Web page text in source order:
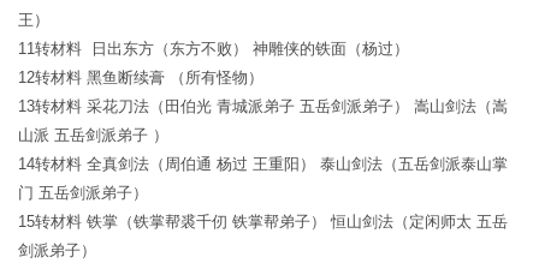
王）
11转材料 日出东方（东方不败） 神雕侠的铁面（杨过）
12转材料 黑鱼断续膏 （所有怪物）
13转材料 采花刀法（田伯光 青城派弟子 五岳剑派弟子） 嵩山剑法（嵩
山派 五岳剑派弟子 ）
14转材料 全真剑法（周伯通 杨过 王重阳） 泰山剑法（五岳剑派泰山掌
门 五岳剑派弟子）
15转材料 铁掌（铁掌帮裘千仞 铁掌帮弟子） 恒山剑法（定闲师太 五岳
剑派弟子）